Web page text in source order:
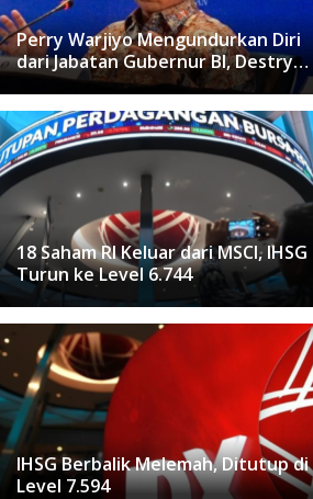
Perry Warjiyo Mengundurkan Diri
dari Jabatan Gubernur BI, Destry
Damayanti Jadi Pejabat Sementara
18 Saham RI Keluar dari MSCI, IHSG
Turun ke Level 6.744
IHSG Berbalik Melemah, Ditutup di
Level 7.594